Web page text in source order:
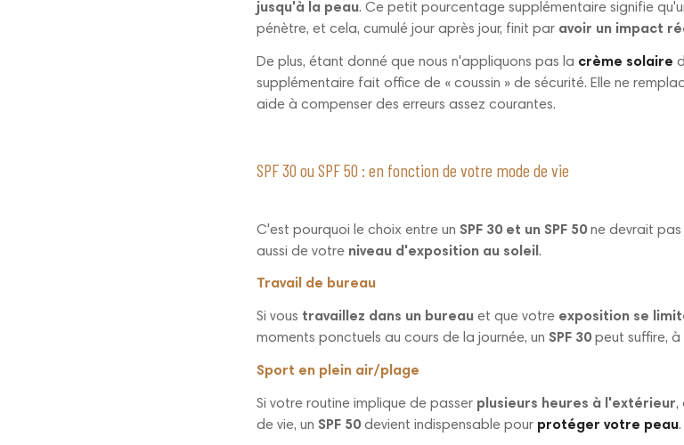
jusqu'à la peau. Ce petit pourcentage supplémentaire signifie
pénètre, et cela, cumulé jour après jour, finit par avoir un impact
De plus, étant donné que nous n'appliquons pas la crème solaire
supplémentaire fait office de « coussin » de sécurité. Elle ne
aide à compenser des erreurs assez courantes.
SPF 30 ou SPF 50 : en fonction de votre mode de vie
C'est pourquoi le choix entre un SPF 30 et un SPF 50ne devrait pas
aussi de votre niveau d'exposition au soleil .
Travail de bureau
Si vous travaillez dans un bureau et que votre exposition se
moments ponctuels au cours de la journée, un SPF 30peut suffire, à
Sport en plein air/plage
Si votre routine implique de passer plusieurs heures à l'extérieur,
de vie, un SPF 50devient indispensable pour protéger votre peau.